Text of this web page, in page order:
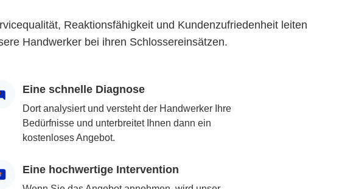
Reaktionsfähigkeit und Kundenzufriedenheit leiten
Handwerker bei ihren Schlossereinsätzen.
Eine schnelle Diagnose
Dort analysiert und versteht der Handwerker Ihre
Bedürfnisse und unterbreitet Ihnen dann ein
kostenloses Angebot.
Eine hochwertige Intervention